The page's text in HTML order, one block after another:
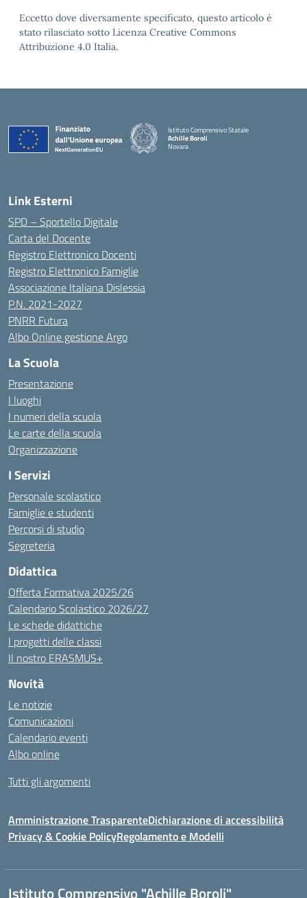
Eccetto dove diversamente specificato, questo articolo è
stato rilasciato sotto Licenza Creative Commons
Attribuzione 4.0 Italia.
Istituto Comprensivo Statale
Achille Boroli
Novara
Link Esterni
SPD – Sportello Digitale
Carta del Docente
Registro Elettronico Docenti
Registro Elettronico Famiglie
Associazione Italiana Dislessia
P.N. 2021-2027
PNRR Futura
Albo Online gestione Argo
La Scuola
Presentazione
I luoghi
I numeri della scuola
Le carte della scuola
Organizzazione
I Servizi
Personale scolastico
Famiglie e studenti
Percorsi di studio
Segreteria
Didattica
Offerta Formativa 2025/26
Calendario Scolastico 2026/27
Le schede didattiche
I progetti delle classi
Il nostro ERASMUS+
Novità
Le notizie
Comunicazioni
Calendario eventi
Albo online
Tutti gli argomenti
Amministrazione TrasparenteDichiarazione di accessibilità
Privacy & Cookie PolicyRegolamento e Modelli
Istituto Comprensivo "Achille Boroli"